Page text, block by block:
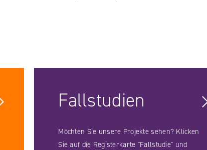
Fallstudien
Möchten Sie unsere Projekte sehen? Klicken
Sie auf die Registerkarte "Fallstudie" und